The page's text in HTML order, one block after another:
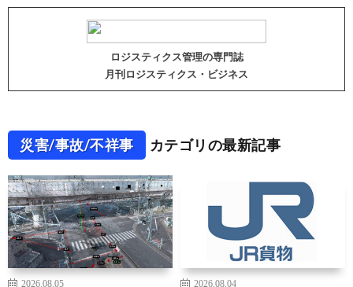
ロジスティクス管理の専門誌
月刊ロジスティクス・ビジネス
災害/事故/不祥事 カテゴリの最新記事
2026.08.05
2026.08.04